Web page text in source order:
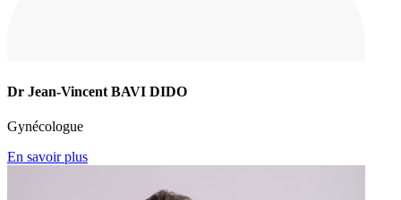
Dr Jean-Vincent BAVI DIDO
Gynécologue
En savoir plus